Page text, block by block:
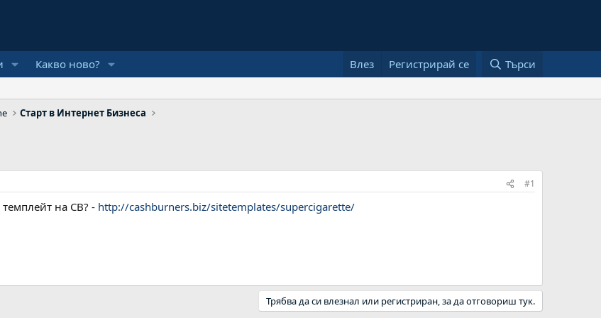
Какво ново? Влез Регистрирай се Търси
Старт в Интернет Бизнеса
#1
на CB? - http://cashburners.biz/sitetemplates/supercigarette/
Трябва да си влезнал или регистриран, за да отговориш тук.